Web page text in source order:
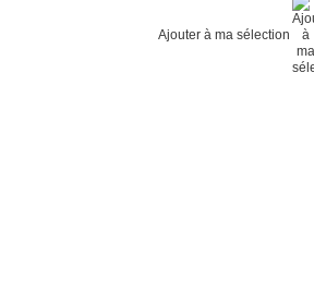
Ajouter à ma sélection